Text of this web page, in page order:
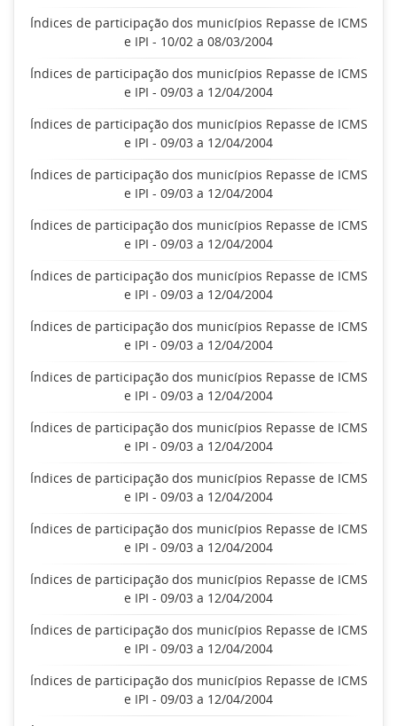
Índices de participação dos municípios Repasse de ICMS
e IPI - 10/02 a 08/03/2004
Índices de participação dos municípios Repasse de ICMS
e IPI - 09/03 a 12/04/2004
Índices de participação dos municípios Repasse de ICMS
e IPI - 09/03 a 12/04/2004
Índices de participação dos municípios Repasse de ICMS
e IPI - 09/03 a 12/04/2004
Índices de participação dos municípios Repasse de ICMS
e IPI - 09/03 a 12/04/2004
Índices de participação dos municípios Repasse de ICMS
e IPI - 09/03 a 12/04/2004
Índices de participação dos municípios Repasse de ICMS
e IPI - 09/03 a 12/04/2004
Índices de participação dos municípios Repasse de ICMS
e IPI - 09/03 a 12/04/2004
Índices de participação dos municípios Repasse de ICMS
e IPI - 09/03 a 12/04/2004
Índices de participação dos municípios Repasse de ICMS
e IPI - 09/03 a 12/04/2004
Índices de participação dos municípios Repasse de ICMS
e IPI - 09/03 a 12/04/2004
Índices de participação dos municípios Repasse de ICMS
e IPI - 09/03 a 12/04/2004
Índices de participação dos municípios Repasse de ICMS
e IPI - 09/03 a 12/04/2004
Índices de participação dos municípios Repasse de ICMS
e IPI - 09/03 a 12/04/2004